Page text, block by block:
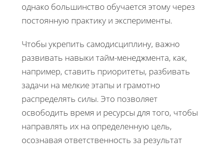
однако большинство обучается этому через
постоянную практику и эксперименты.
Чтобы укрепить самодисциплину, важно
развивать навыки тайм-менеджмента, как,
например, ставить приоритеты, разбивать
задачи на мелкие этапы и грамотно
распределять силы. Это позволяет
освободить время и ресурсы для того, чтобы
направлять их на определенную цель,
осознавая ответственность за результат